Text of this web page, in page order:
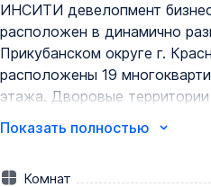
ИНСИТИ девелопмент
расположен в динамично
Прикубанском округе г.
расположены 19
этажа. Дворовые
стилобатов. Это –
спортивные площадки.
Показать полностью
Комнат